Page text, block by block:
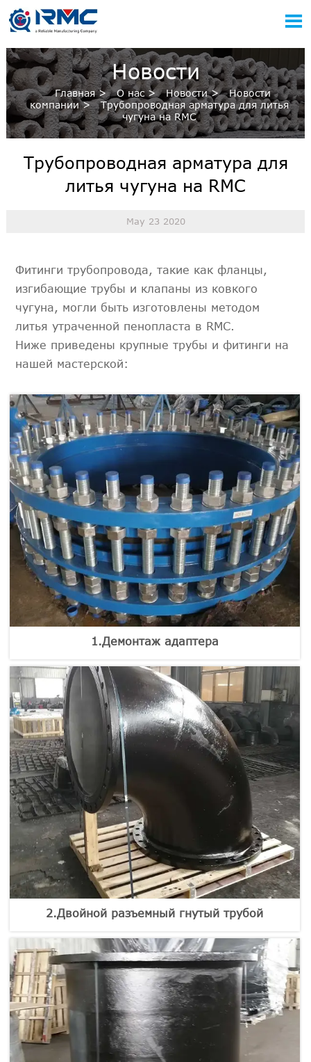

Новости
Главная> О нас> Новости> Новости
компании> Трубопроводная арматура для литья
чугуна на RMC
Трубопроводная арматура для
литья чугуна на RMC
May 23 2020
Фитинги трубопровода, такие как фланцы,
изгибающие трубы и клапаны из ковкого
чугуна, могли быть изготовлены методом
литья утраченной пенопласта в RMC.
Ниже приведены крупные трубы и фитинги на
нашей мастерской:
1.Демонтаж адаптера
2.Двойной разъемный гнутый трубой